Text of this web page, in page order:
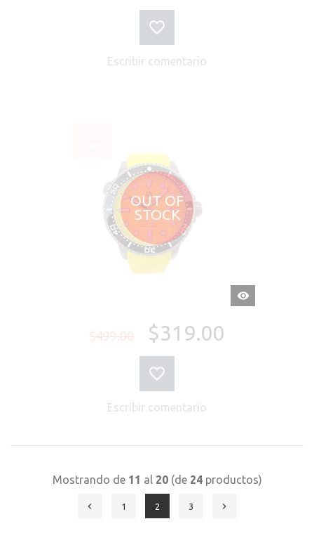
Escribir comentario
OUT OF
STOCK
VISTA
RÁPIDA
$499.00 $319.00
Escribir comentario
Mostrando de 11 al 20(de 24productos)
1 2 3